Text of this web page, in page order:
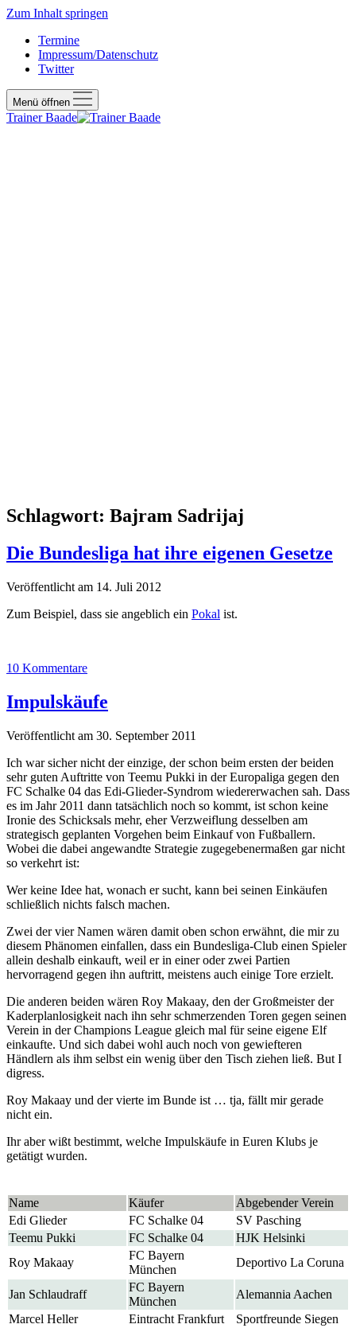
Zum Inhalt springen
Termine
Impressum/Datenschutz
Twitter
Menü öffnen
Trainer Baade
Schlagwort: Bajram Sadrijaj
Die Bundesliga hat ihre eigenen Gesetze
Veröffentlicht am 14. Juli 2012
Zum Beispiel, dass sie angeblich ein Pokal ist.
10 Kommentare
Impulskäufe
Veröffentlicht am 30. September 2011
Ich war sicher nicht der einzige, der schon beim ersten der beiden
sehr guten Auftritte von Teemu Pukki in der Europaliga gegen den
FC Schalke 04 das Edi-Glieder-Syndrom wiedererwachen sah. Dass
es im Jahr 2011 dann tatsächlich noch so kommt, ist schon keine
Ironie des Schicksals mehr, eher Verzweiflung desselben am
strategisch geplanten Vorgehen beim Einkauf von Fußballern.
Wobei die dabei angewandte Strategie zugegebenermaßen gar nicht
so verkehrt ist:
Wer keine Idee hat, wonach er sucht, kann bei seinen Einkäufen
schließlich nichts falsch machen.
Zwei der vier Namen wären damit oben schon erwähnt, die mir zu
diesem Phänomen einfallen, dass ein Bundesliga-Club einen Spieler
allein deshalb einkauft, weil er in einer oder zwei Partien
hervorragend gegen ihn auftritt, meistens auch einige Tore erzielt.
Die anderen beiden wären Roy Makaay, den der Großmeister der
Kaderplanlosigkeit nach ihn sehr schmerzenden Toren gegen seinen
Verein in der Champions League gleich mal für seine eigene Elf
einkaufte. Und sich dabei wohl auch noch von gewiefteren
Händlern als ihm selbst ein wenig über den Tisch ziehen ließ. But I
digress.
Roy Makaay und der vierte im Bunde ist … tja, fällt mir gerade
nicht ein.
Ihr aber wißt bestimmt, welche Impulskäufe in Euren Klubs je
getätigt wurden.
Name Käufer
Abgebender Verein
Edi Glieder
FC Schalke 04
SV Pasching
Teemu Pukki
FC Schalke 04
HJK Helsinki
Roy Makaay
FC Bayern
München
Deportivo La Coruna
Jan Schlaudraff
FC Bayern
München
Alemannia Aachen
Marcel Heller
Eintracht Frankfurt
Sportfreunde Siegen